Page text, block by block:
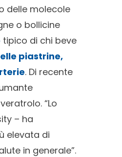
delle molecole
o bollicine
tipico di chi beve
piastrine,
. Di recente
“Lo
– ha
elevata di
in generale”.